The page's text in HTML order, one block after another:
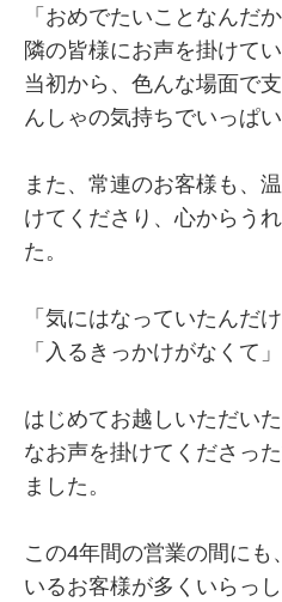
「おめでたいことなんだ
隣の皆様にお声を掛けて
当初から、色んな場面で
んしゃの気持ちでいっぱい
また、常連のお客様も、
けてくださり、心からう
た。
「気にはなっていたんだけ
「入るきっかけがなくて」
はじめてお越しいただい
なお声を掛けてくださっ
ました。
この4年間の営業の間に
いるお客様が多くいらっ